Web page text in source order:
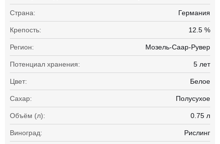
Страна: Германия
Крепость: 12.5 %
Регион: Мозель-Саар-Рувер
Потенциал хранения: 5 лет
Цвет: Белое
Сахар: Полусухое
Объём (л): 0.75 л
Виноград: Рислинг